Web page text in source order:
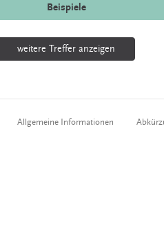
Beispiele
weitere Treffer anzeigen
Allgemeine Informationen